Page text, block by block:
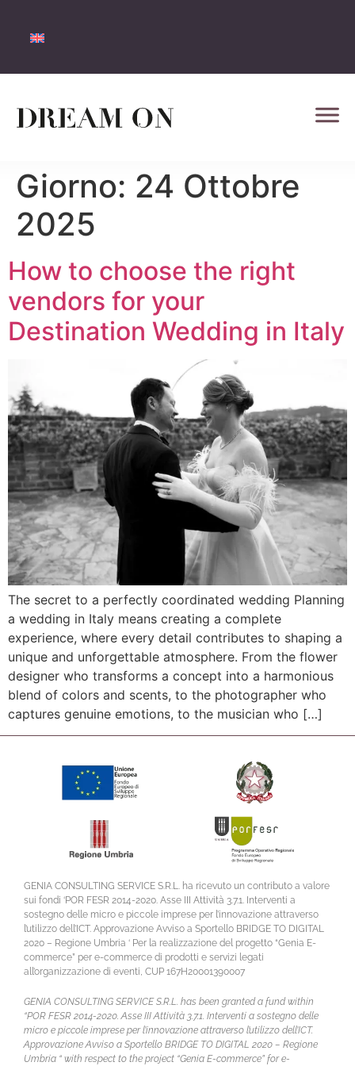
Giorno: 24 Ottobre
2025
How to choose the right
vendors for your
Destination Wedding in Italy
The secret to a perfectly coordinated wedding Planning
a wedding in Italy means creating a complete
experience, where every detail contributes to shaping a
unique and unforgettable atmosphere. From the flower
designer who transforms a concept into a harmonious
blend of colors and scents, to the photographer who
captures genuine emotions, to the musician who […]
GENIA CONSULTING SERVICE S.R.L. ha ricevuto un contributo a valore
sui fondi ‘POR FESR 2014-2020. Asse III Attività 3.7.1. Interventi a
sostegno delle micro e piccole imprese per l’innovazione attraverso
l’utilizzo dell’ICT. Approvazione Avviso a Sportello BRIDGE TO DIGITAL
2020 – Regione Umbria ‘ Per la realizzazione del progetto “Genia E-
commerce” per e-commerce di prodotti e servizi legati
all’organizzazione di eventi, CUP 167H20001390007
GENIA CONSULTING SERVICE S.R.L. has been granted a fund within
“POR FESR 2014-2020. Asse III Attività 3.7.1. Interventi a sostegno delle
micro e piccole imprese per l’innovazione attraverso l’utilizzo dell’ICT.
Approvazione Avviso a Sportello BRIDGE TO DIGITAL 2020 – Regione
Umbria “ with respect to the project “Genia E-commerce” for e-